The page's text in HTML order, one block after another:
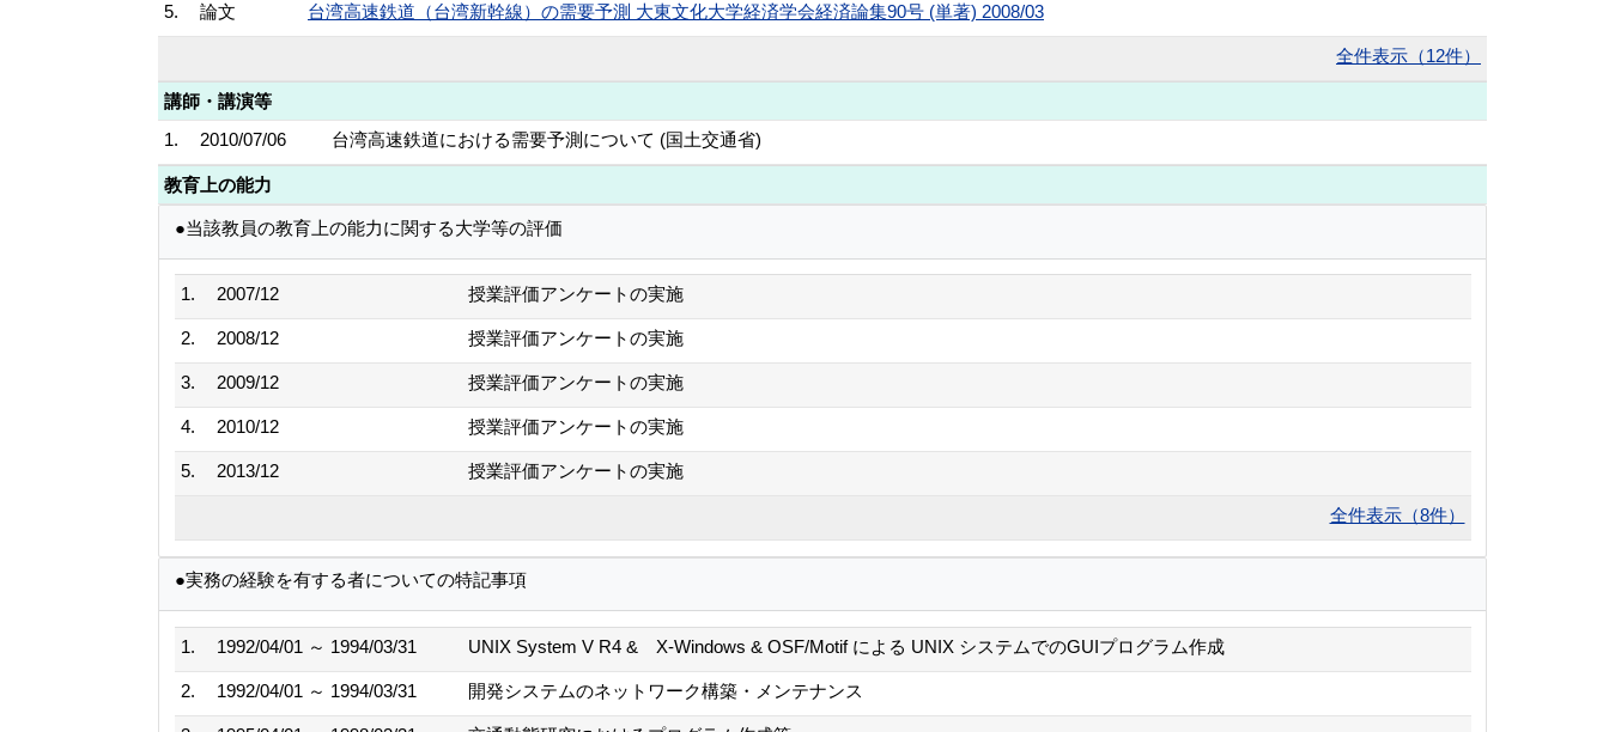
5. 論文 台湾高速鉄道（台湾新幹線）の需要予測 大東文化大学経済学会経済論集90号 (単著) 2008/03
全件表示（12件）
講師・講演等
1.
2010/07/06 台湾高速鉄道における需要予測について (国土交通省)
教育上の能力
●当該教員の教育上の能力に関する大学等の評価
1. 2007/12 授業評価アンケートの実施
2. 2008/12 授業評価アンケートの実施
3. 2009/12 授業評価アンケートの実施
4. 2010/12 授業評価アンケートの実施
5. 2013/12 授業評価アンケートの実施
全件表示（8件）
●実務の経験を有する者についての特記事項
1. 1992/04/01 ～ 1994/03/31 UNIX System V R4 & X-Windows & OSF/Motif による UNIX システムでのGUIプログラム作成
2. 1992/04/01 ～ 1994/03/31 開発システムのネットワーク構築・メンテナンス